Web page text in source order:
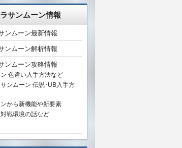
サンムーン情報
ンムーン最新情報
ンムーン解析情報
ンムーン攻略情報
色違い入手方法など
ンムーン 伝説･UB入手方
から新機能や新要素
戦環境の話など